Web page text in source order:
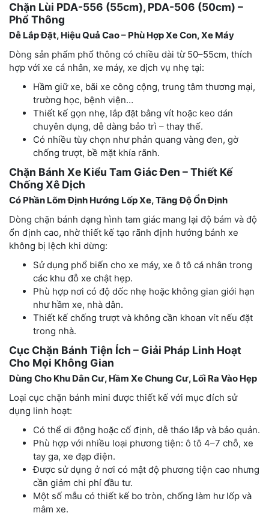
Chặn Lùi PDA-556 (55cm), PDA-506 (50cm) –
Phổ Thông
Dễ Lắp Đặt, Hiệu Quả Cao – Phù Hợp Xe Con, Xe Máy
Dòng sản phẩm phổ thông có chiều dài từ 50–55cm, thích
hợp với xe cá nhân, xe máy, xe dịch vụ nhẹ tại:
Hầm giữ xe, bãi xe công cộng, trung tâm thương mại,
trường học, bệnh viện…
Thiết kế gọn nhẹ, lắp đặt bằng vít hoặc keo dán
chuyên dụng, dễ dàng bảo trì – thay thế.
Có nhiều tùy chọn như phản quang vàng đen, gờ
chống trượt, bề mặt khía rãnh.
Chặn Bánh Xe Kiểu Tam Giác Đen – Thiết Kế
Chống Xê Dịch
Có Phần Lõm Định Hướng Lốp Xe, Tăng Độ Ổn Định
Dòng chặn bánh dạng hình tam giác mang lại độ bám và độ
ổn định cao, nhờ thiết kế tạo rãnh định hướng bánh xe
không bị lệch khi dừng:
Sử dụng phổ biến cho xe máy, xe ô tô cá nhân trong
các khu đỗ xe chật hẹp.
Phù hợp nơi có độ dốc nhẹ hoặc không gian giới hạn
như hầm xe, nhà dân.
Thiết kế chống trượt và không cần khoan vít nếu đặt
trong nhà.
Cục Chặn Bánh Tiện Ích – Giải Pháp Linh Hoạt
Cho Mọi Không Gian
Dùng Cho Khu Dân Cư, Hầm Xe Chung Cư, Lối Ra Vào Hẹp
Loại cục chặn bánh mini được thiết kế với mục đích sử
dụng linh hoạt:
Có thể di động hoặc cố định, dễ tháo lắp và bảo quản.
Phù hợp với nhiều loại phương tiện: ô tô 4–7 chỗ, xe
tay ga, xe đạp điện.
Được sử dụng ở nơi có mật độ phương tiện cao nhưng
cần giảm chi phí đầu tư.
Một số mẫu có thiết kế bo tròn, chống làm hư lốp và
mâm xe.